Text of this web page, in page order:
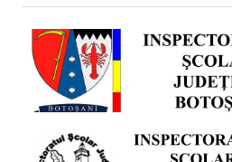
CAMPANIE ONLINE
SESIUNI ONLINE
CONTACT